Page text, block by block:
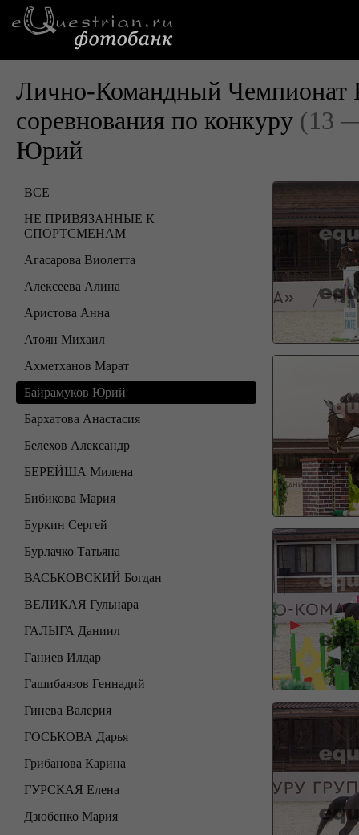
Лично-Командный Чемпионат
соревнования по конкуру (13
Юрий
ВСЕ
НЕ ПРИВЯЗАННЫЕ К
СПОРТСМЕНАМ
Агасарова Виолетта
Алексеева Алина
Аристова Анна
Атоян Михаил
Ахметханов Марат
Байрамуков Юрий
Бархатова Анастасия
Белехов Александр
БЕРЕЙША Милена
Бибикова Мария
Буркин Сергей
Бурлачко Татьяна
ВАСЬКОВСКИЙ Богдан
ВЕЛИКАЯ Гульнара
ГАЛЫГА Даниил
Ганиев Илдар
Гашибаязов Геннадий
Гинева Валерия
ГОСЬКОВА Дарья
Грибанова Карина
ГУРСКАЯ Елена
Дзюбенко Мария